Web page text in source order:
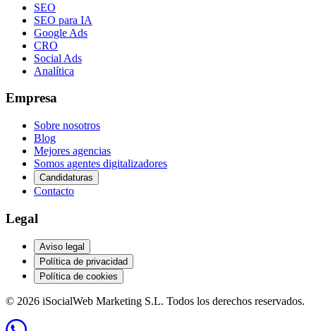
SEO
SEO para IA
Google Ads
CRO
Social Ads
Analítica
Empresa
Sobre nosotros
Blog
Mejores agencias
Somos agentes digitalizadores
Candidaturas
Contacto
Legal
Aviso legal
Política de privacidad
Política de cookies
© 2026 iSocialWeb Marketing S.L. Todos los derechos reservados.